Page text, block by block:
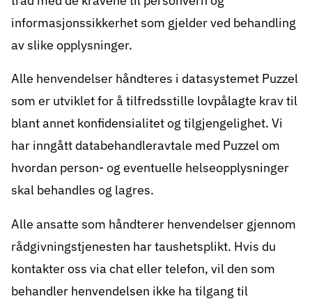
informasjonssikkerhet som gjelder ved behandling
av slike opplysninger.
Alle henvendelser håndteres i datasystemet Puzzel
som er utviklet for å tilfredsstille lovpålagte krav til
blant annet konfidensialitet og tilgjengelighet. Vi
har inngått databehandleravtale med Puzzel om
hvordan person- og eventuelle helseopplysninger
skal behandles og lagres.
Alle ansatte som håndterer henvendelser gjennom
rådgivningstjenesten har taushetsplikt. Hvis du
kontakter oss via chat eller telefon, vil den som
behandler henvendelsen ikke ha tilgang til